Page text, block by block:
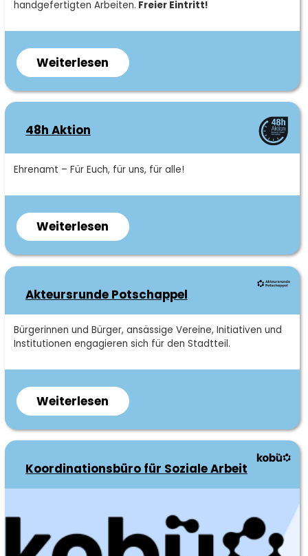
handgefertigten Arbeiten. Freier Eintritt!
Weiterlesen über
Kunsthandwerkermarkt
Freital
48h Aktion
Kurzbeschreibung
Ehrenamt – Für Euch, für uns, für alle!
Weiterlesen über
48h
Aktion
Akteursrunde Potschappel
Kurzbeschreibung
Bürgerinnen und Bürger, ansässige Vereine, Initiativen und
Institutionen engagieren sich für den Stadtteil.
Weiterlesen über
Akteursrunde
Potschappel
Koordinationsbüro für Soziale Arbeit